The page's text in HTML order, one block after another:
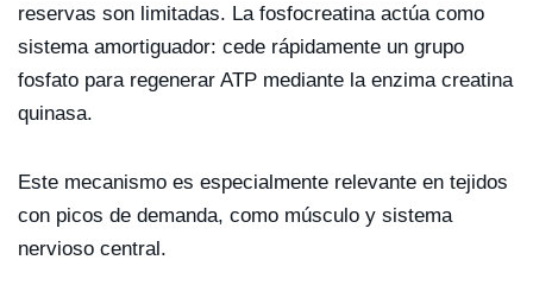
reservas son limitadas. La fosfocreatina actúa como
sistema amortiguador: cede rápidamente un grupo
fosfato para regenerar ATP mediante la enzima creatina
quinasa.
Este mecanismo es especialmente relevante en tejidos
con picos de demanda, como músculo y sistema
nervioso central.